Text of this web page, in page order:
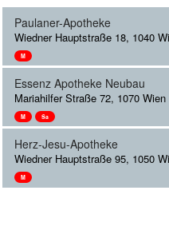
Paulaner-Apotheke
Wiedner Hauptstraße 18, 1040
M
Essenz Apotheke Neubau
Mariahilfer Straße 72, 1070 Wien
M Sa
Herz-Jesu-Apotheke
Wiedner Hauptstraße 95, 1050
M